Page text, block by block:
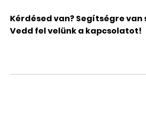
Kérdésed van? Segítségre van
Vedd fel velünk a kapcsolatot!